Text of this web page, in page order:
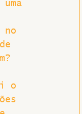
no
o